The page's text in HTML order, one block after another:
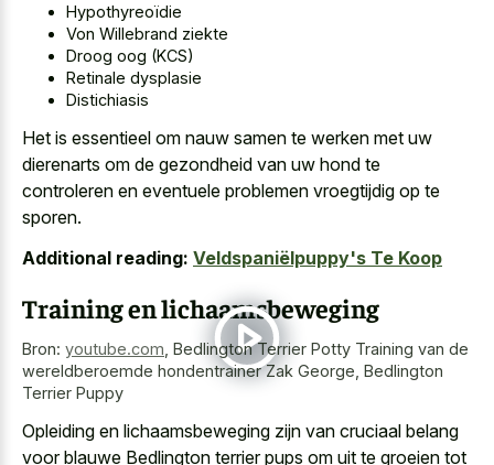
Hypothyreoïdie
Von Willebrand ziekte
Droog oog (KCS)
Retinale dysplasie
Distichiasis
Het is essentieel om nauw samen te werken met uw
dierenarts om de gezondheid van uw hond te
controleren en eventuele problemen vroegtijdig op te
sporen.
Additional reading: Veldspaniëlpuppy's Te Koop
Training en lichaamsbeweging
Bron: youtube.com Bedlington Terrier Potty Training van de
wereldberoemde hondentrainer Zak George, Bedlington
Terrier Puppy
Opleiding en lichaamsbeweging zijn van cruciaal belang
voor blauwe Bedlington terrier pups om uit te groeien tot